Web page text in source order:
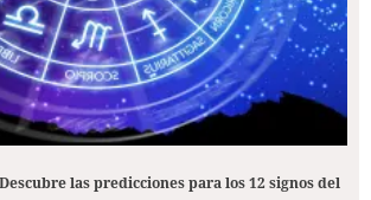
las predicciones para los 12 signos del